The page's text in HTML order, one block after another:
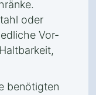
oder
Vor-
benötigten